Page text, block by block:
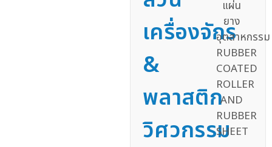
เครื่องจักร
&
พลาสติก
วิศวกรรม